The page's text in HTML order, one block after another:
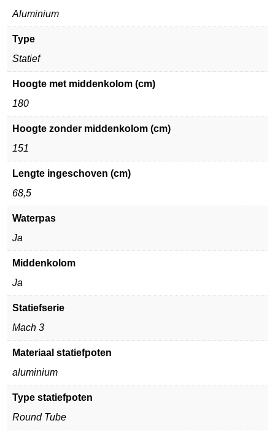
Aluminium
Type
Statief
Hoogte met middenkolom (cm)
180
Hoogte zonder middenkolom (cm)
151
Lengte ingeschoven (cm)
68,5
Waterpas
Ja
Middenkolom
Ja
Statiefserie
Mach 3
Materiaal statiefpoten
aluminium
Type statiefpoten
Round Tube